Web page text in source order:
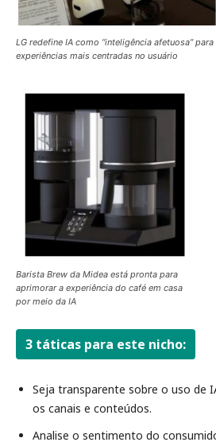
LG redefine IA como “inteligência afetuosa” para
experiências mais centradas no usuário
Barista Brew da Midea está pronta para
aprimorar a experiência do café em casa
por meio da IA
3 táticas para este nicho:
Seja transparente sobre o uso de
os canais e conteúdos.
Analise o sentimento do